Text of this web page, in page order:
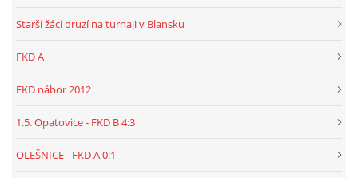
Starší žáci druzí na turnaji v Blansku
FKD A
FKD nábor 2012
1.5. Opatovice - FKD B 4:3
OLEŠNICE - FKD A 0:1